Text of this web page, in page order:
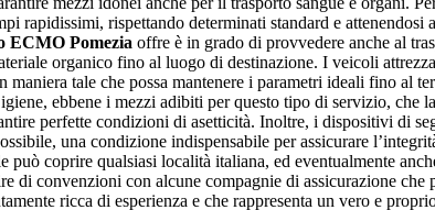
rapidissimi, rispettando determinati standard e
ECMO Pomezia offre è in grado di provvedere anche al
organico fino al luogo di destinazione. I veicoli
tale che possa mantenere i parametri ideali fino al
ebbene i mezzi adibiti per questo tipo di servizio, che
perfette condizioni di asetticità. Inoltre, i dispositivi di
una condizione indispensabile per assicurare
può coprire qualsiasi località italiana, ed eventualmente
di convenzioni con alcune compagnie di assicurazione
ricca di esperienza e che rappresenta un vero e